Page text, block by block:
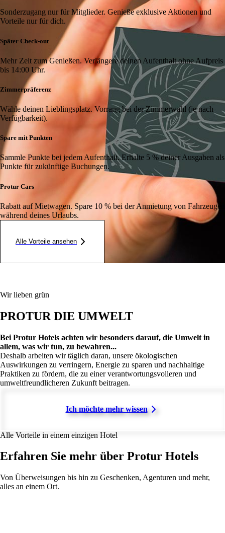
Sonderzugang nur für Mitglieder. Genieße exklusive Aktionen und
Vorteile nur für dich.
Später Check-out
Mehr Zeit zum Genießen. Verlängere deinen Aufenthalt ohne Aufpreis
bis 14:00 Uhr.
Zimmerpräferenz
Wähle deinen Lieblingsplatz. Vorrang bei der Zimmerwahl (je nach
Verfügbarkeit).
Spare mit Punkten
Sammle Punkte bei jedem Aufenthalt. Erhalte 5 % deiner Ausgaben als
Punkte für zukünftige Buchungen.
Protur Cars
Rabatt auf Mietwagen. Spare 10 % bei der Anmietung von Fahrzeugen
während deines Urlaubs.
Alle Vorteile ansehen
Wir lieben grün
PROTUR DIE UMWELT
Bei Protur Hotels achten wir besonders darauf, die Umwelt in
allem, was wir tun, zu bewahren...
Deshalb arbeiten wir täglich daran, unsere ökologischen
Auswirkungen zu verringern, Energie zu sparen und nachhaltige
Praktiken zu fördern, die zu einer verantwortungsvolleren und
umweltfreundlicheren Zukunft beitragen.
Ich möchte mehr wissen
Alle Vorteile in einem einzigen Hotel
Erfahren Sie mehr über Protur Hotels
Von Überweisungen bis hin zu Geschenken, Agenturen und mehr,
alles an einem Ort.